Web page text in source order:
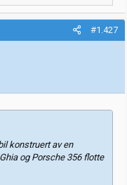
#1.427
konstruert av en
og Porsche 356 flotte